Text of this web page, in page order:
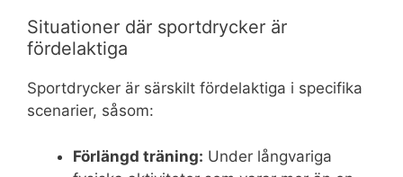
Situationer där sportdrycker är
fördelaktiga
Sportdrycker är särskilt fördelaktiga i specifika
scenarier, såsom:
Förlängd träning: Under långvariga